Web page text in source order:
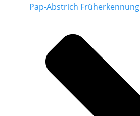
Pap-Abstrich Früherkennung